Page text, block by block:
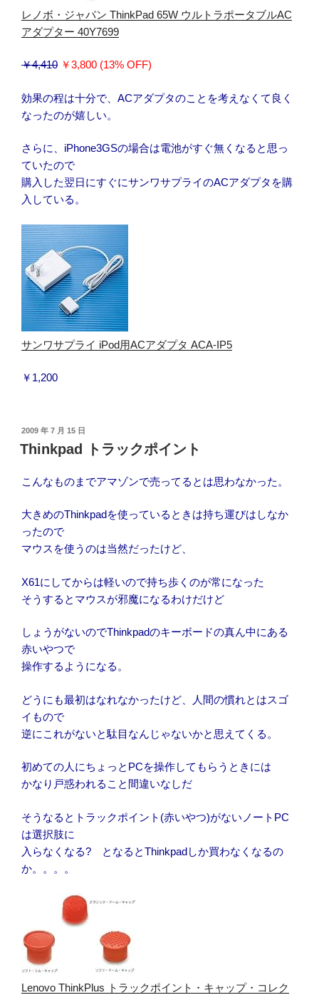
レノボ・ジャパン ThinkPad 65W ウルトラポータブルAC
アダプター 40Y7699
￥4,410 ￥3,800 (13% OFF)
効果の程は十分で、ACアダプタのことを考えなくて良く
なったのが嬉しい。
さらに、iPhone3GSの場合は電池がすぐ無くなると思っ
ていたので
購入した翌日にすぐにサンワサプライのACアダプタを購
入している。
サンワサプライ iPod用ACアダプタ ACA-IP5
￥1,200
投
稿
日:
2009 年 7 月 15 日
Thinkpad トラックポイント
こんなものまでアマゾンで売ってるとは思わなかった。
大きめのThinkpadを使っているときは持ち運びはしなか
ったので
マウスを使うのは当然だったけど、
X61にしてからは軽いので持ち歩くのが常になった
そうするとマウスが邪魔になるわけだけど
しょうがないのでThinkpadのキーボードの真ん中にある
赤いやつで
操作するようになる。
どうにも最初はなれなかったけど、人間の慣れとはスゴ
イもので
逆にこれがないと駄目なんじゃないかと思えてくる。
初めての人にちょっとPCを操作してもらうときには
かなり戸惑われること間違いなしだ
そうなるとトラックポイント(赤いやつ)がないノートPC
は選択肢に
入らなくなる? となるとThinkpadしか買わなくなるの
か。。。。
Lenovo ThinkPlus トラックポイント・キャップ・コレク